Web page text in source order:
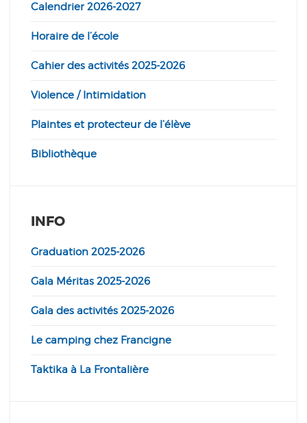
Calendrier 2026-2027
Horaire de l’école
Cahier des activités 2025-2026
Violence / Intimidation
Plaintes et protecteur de l’élève
Bibliothèque
INFO
Graduation 2025-2026
Gala Méritas 2025-2026
Gala des activités 2025-2026
Le camping chez Francigne
Taktika à La Frontalière